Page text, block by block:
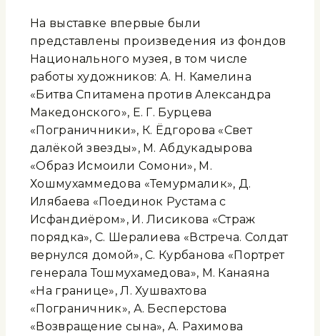
На выставке впервые были
представлены произведения из фондов
Национального музея, в том числе
работы художников: А. Н. Камелина
«Битва Спитамена против Александра
Македонского», Е. Г. Бурцева
«Пограничники», К. Ёдгорова «Свет
далёкой звезды», М. Абдукадырова
«Образ Исмоили Сомони», М.
Хошмухаммедова «Темурмалик», Д.
Илябаева «Поединок Рустама с
Исфандиёром», И. Лисикова «Страж
порядка», С. Шералиева «Встреча. Солдат
вернулся домой», С. Курбанова «Портрет
генерала Тошмухамедова», М. Канаяна
«На границе», Л. Хушвахтова
«Пограничник», А. Бесперстова
«Возвращение сына», А. Рахимова